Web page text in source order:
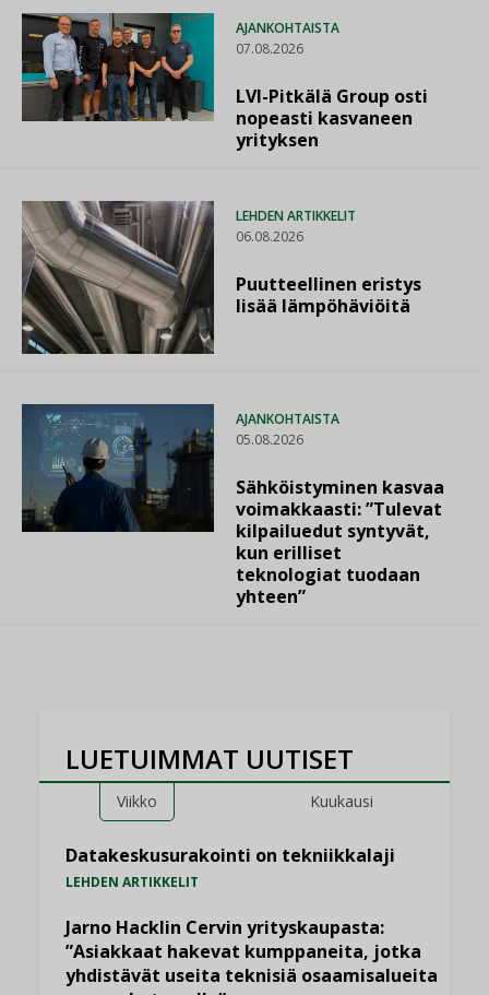
AJANKOHTAISTA
07.08.2026
LVI-Pitkälä Group osti
nopeasti kasvaneen
yrityksen
LEHDEN ARTIKKELIT
06.08.2026
Puutteellinen eristys
lisää lämpöhäviöitä
AJANKOHTAISTA
05.08.2026
Sähköistyminen kasvaa
voimakkaasti: ”Tulevat
kilpailuedut syntyvät,
kun erilliset
teknologiat tuodaan
yhteen”
LUETUIMMAT UUTISET
Viikko Kuukausi
Datakeskusurakointi on tekniikkalaji
LEHDEN ARTIKKELIT
Jarno Hacklin Cervin yrityskaupasta:
”Asiakkaat hakevat kumppaneita, jotka
yhdistävät useita teknisiä osaamisalueita